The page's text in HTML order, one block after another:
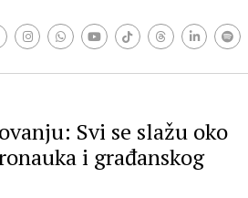
Svi se slažu oko
i građanskog